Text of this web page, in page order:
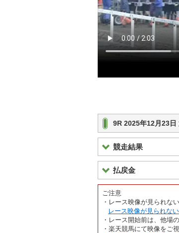
9R 2025年12月23
競走結果
払戻金
ご注意
・レース映像が見られな
レース映像が見られな
・レース開始前は、他場
・楽天競馬にて映像をご